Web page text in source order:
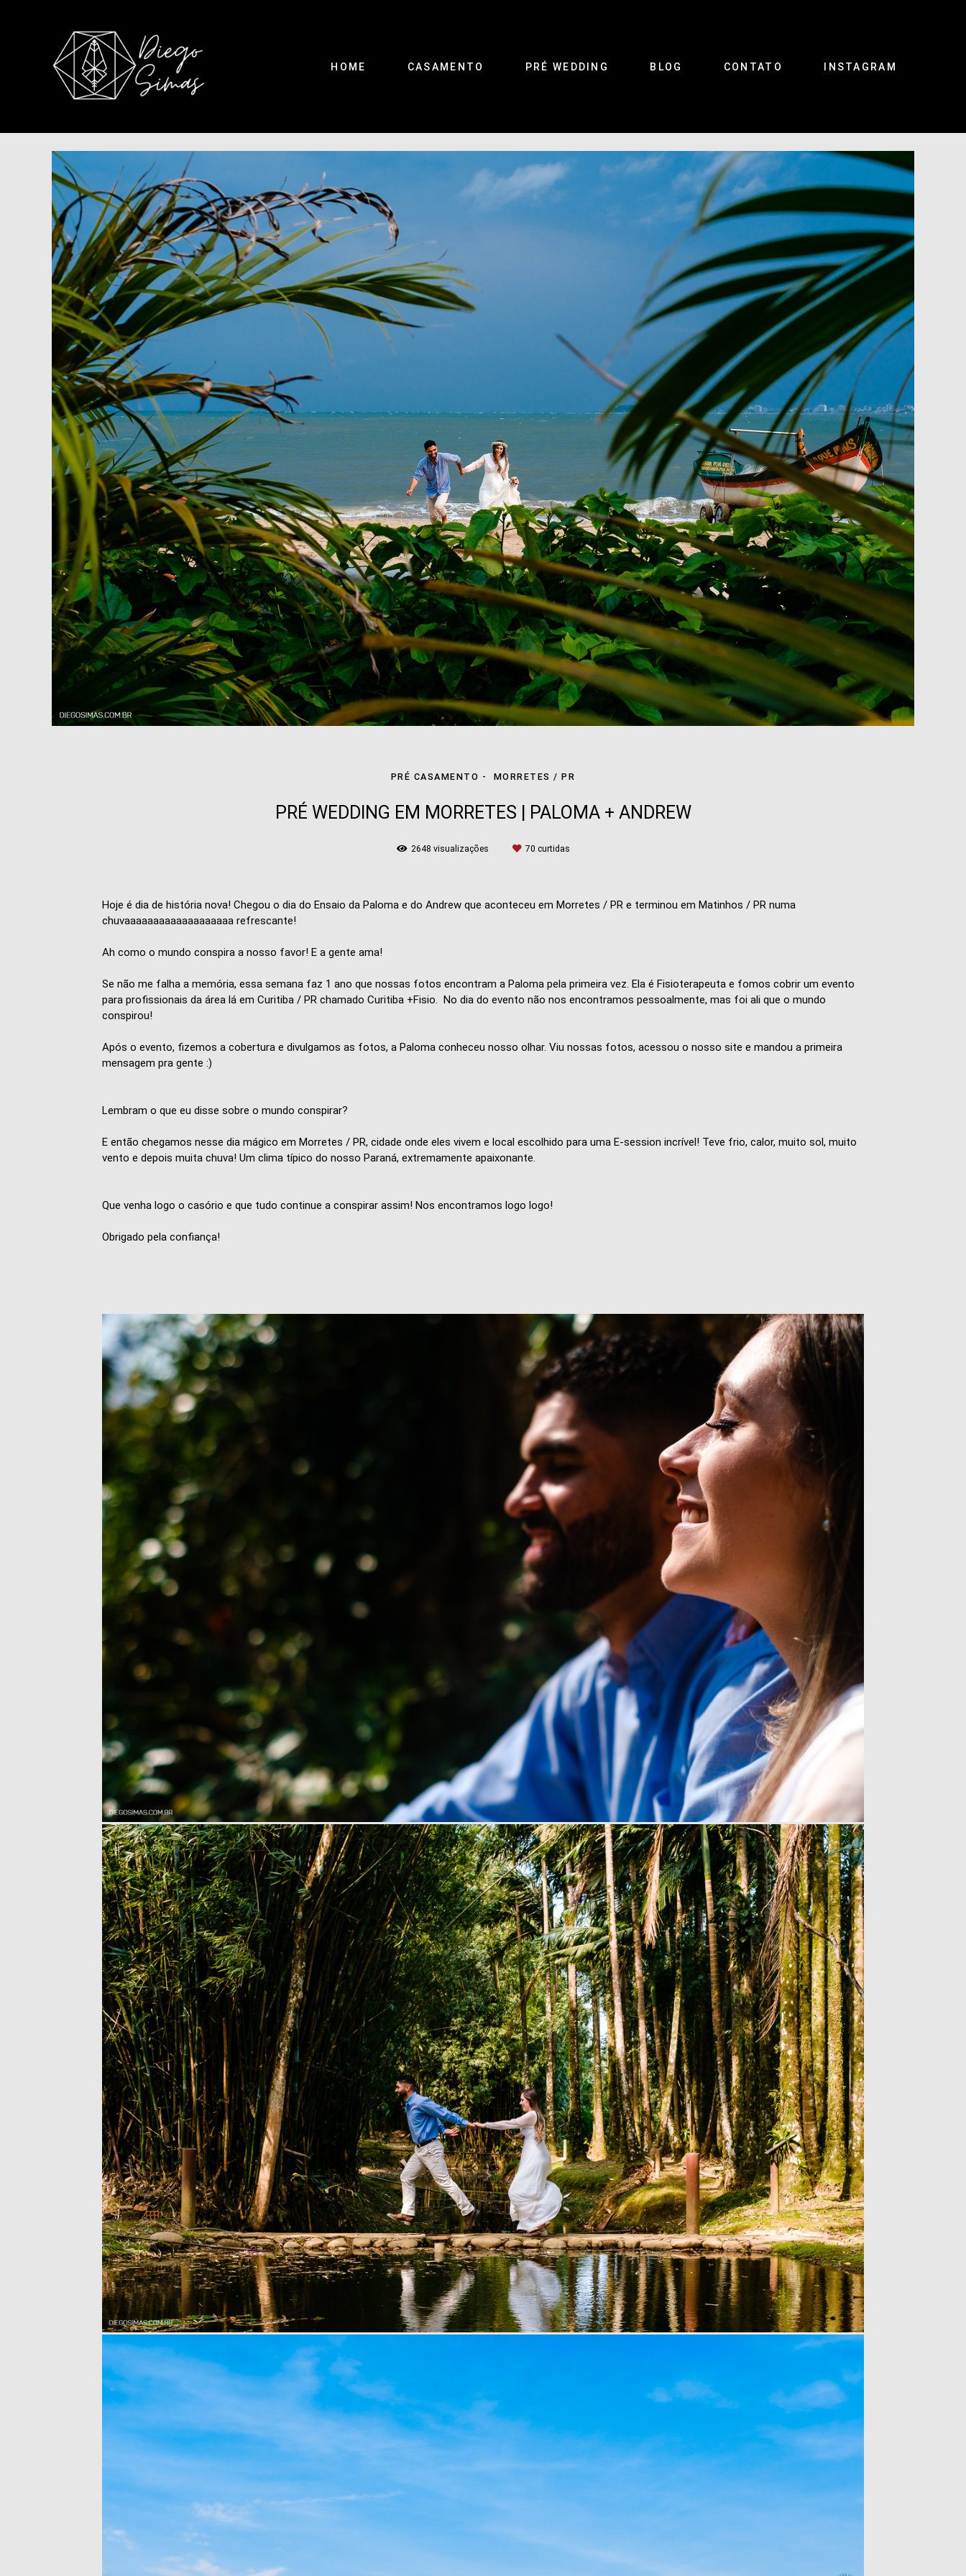
HOME CASAMENTO PRÉ WEDDING BLOG CONTATO INSTAGRAM
PRÉ CASAMENTO MORRETES / PR
PRÉ WEDDING EM MORRETES | PALOMA + ANDREW
2648 visualizações 70 curtidas
Hoje é dia de história nova! Chegou o dia do Ensaio da Paloma e do Andrew que aconteceu em Morretes / PR e terminou em Matinhos / PR numa
chuvaaaaaaaaaaaaaaaaaaa refrescante!
Ah como o mundo conspira a nosso favor! E a gente ama!
Se não me falha a memória, essa semana faz 1 ano que nossas fotos encontram a Paloma pela primeira vez. Ela é Fisioterapeuta e fomos cobrir um evento
para profissionais da área lá em Curitiba / PR chamado Curitiba +Fisio. No dia do evento não nos encontramos pessoalmente, mas foi ali que o mundo
conspirou!
Após o evento, fizemos a cobertura e divulgamos as fotos, a Paloma conheceu nosso olhar. Viu nossas fotos, acessou o nosso site e mandou a primeira
mensagem pra gente :)
Lembram o que eu disse sobre o mundo conspirar?
E então chegamos nesse dia mágico em Morretes / PR, cidade onde eles vivem e local escolhido para uma E-session incrível! Teve frio, calor, muito sol, muito
vento e depois muita chuva! Um clima típico do nosso Paraná, extremamente apaixonante.
Que venha logo o casório e que tudo continue a conspirar assim! Nos encontramos logo logo!
Obrigado pela confiança!